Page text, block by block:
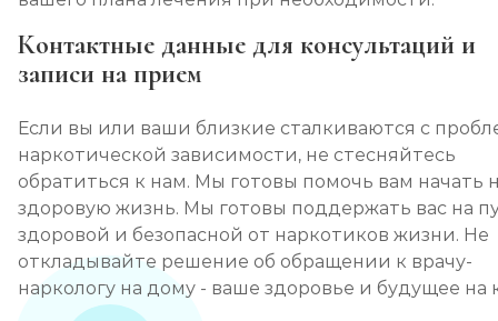
Контактные данные для консультаций и
записи на прием
Если вы или ваши близкие сталкиваются с
наркотической зависимости, не стесняйтесь
обратиться к нам. Мы готовы помочь вам начать
здоровую жизнь. Мы готовы поддержать вас на
здоровой и безопасной от наркотиков жизни. Не
откладывайте решение об обращении к врачу-
наркологу на дому - ваше здоровье и будущее на